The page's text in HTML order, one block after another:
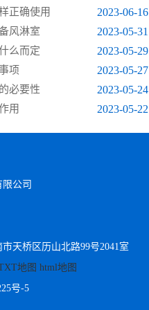
正确使用
2023-06-16
风淋室
2023-05-31
么而定
2023-05-29
项
2023-05-27
必要性
2023-05-24
用 2023-05-22
公司
天桥区历山北路99号2041室
地图 html地图
号-5